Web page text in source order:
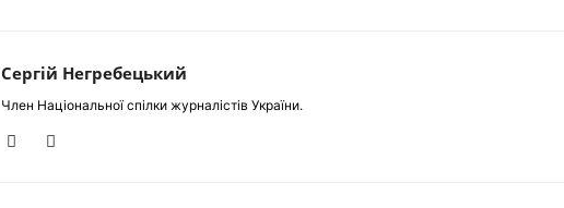
Сергій Негребецький
Член Національної спілки журналістів України.